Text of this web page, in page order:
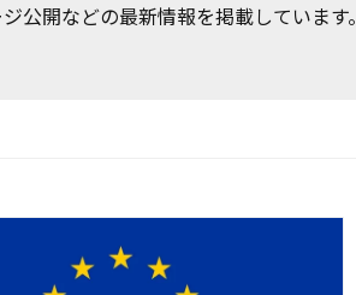
公開などの最新情報を掲載しています。